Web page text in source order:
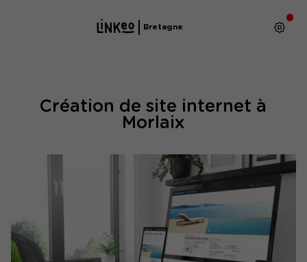
Bretagne
Création de site internet à
Morlaix